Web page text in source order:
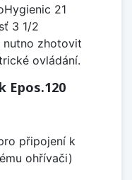
21
3 1/2
zhotovit
ovládání.
Epos.120
připojení k
ohřívači)